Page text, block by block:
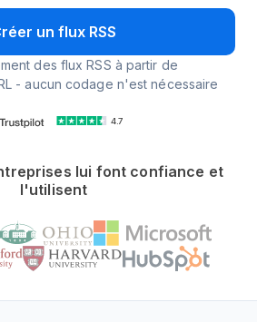
un flux RSS
des flux RSS à partir de
- aucun codage n'est nécessaire
4.7
lui font confiance et
l'utilisent